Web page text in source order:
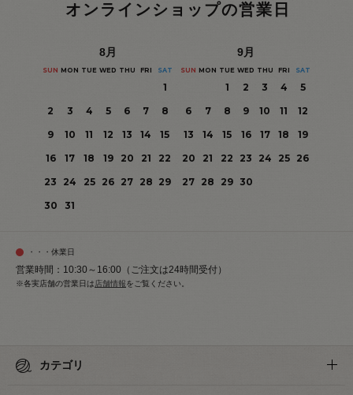
オンラインショップの営業日
8月
SUN MON TUE WED THU FRI SAT
1
2
3 4 5 6 7
8
9
10 11 12 13 14
15
16
17 18 19 20 21
22
23
24 25 26 27 28 29
30
31
9月
SUN MON TUE WED THU FRI SAT
1 2 3 4
5
6
7 8 9 10 11
12
13
14 15 16 17 18
19
20
21 22 23 24 25
26
27 28 29 30
・・・休業日
営業時間：10:30～16:00（ご注文は24時間受付）
※各実店舗の営業日は 店舗情報をご覧ください。
カテゴリ